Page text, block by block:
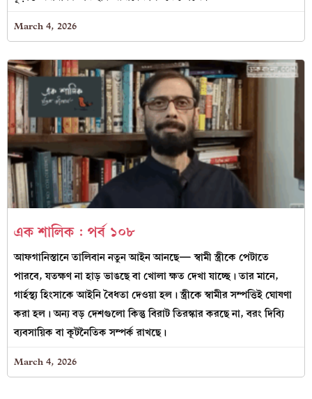
March 4, 2026
এক শালিক : পর্ব ১০৮
আফগানিস্তানে তালিবান নতুন আইন আনছে— স্বামী স্ত্রীকে পেটাতে
পারবে, যতক্ষণ না হাড় ভাঙছে বা খোলা ক্ষত দেখা যাচ্ছে। তার মানে,
গার্হস্থ্য হিংসাকে আইনি বৈধতা দেওয়া হল। স্ত্রীকে স্বামীর সম্পত্তিই ঘোষণা
করা হল। অন্য বড় দেশগুলো কিন্তু বিরাট তিরস্কার করছে না, বরং দিব্যি
ব্যবসায়িক বা কূটনৈতিক সম্পর্ক রাখছে।
March 4, 2026